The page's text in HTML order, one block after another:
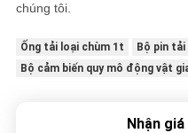
chúng tôi.
Ống tải loại chùm 1t
Bộ pin
Bộ cảm biến quy mô động vật
Nhận